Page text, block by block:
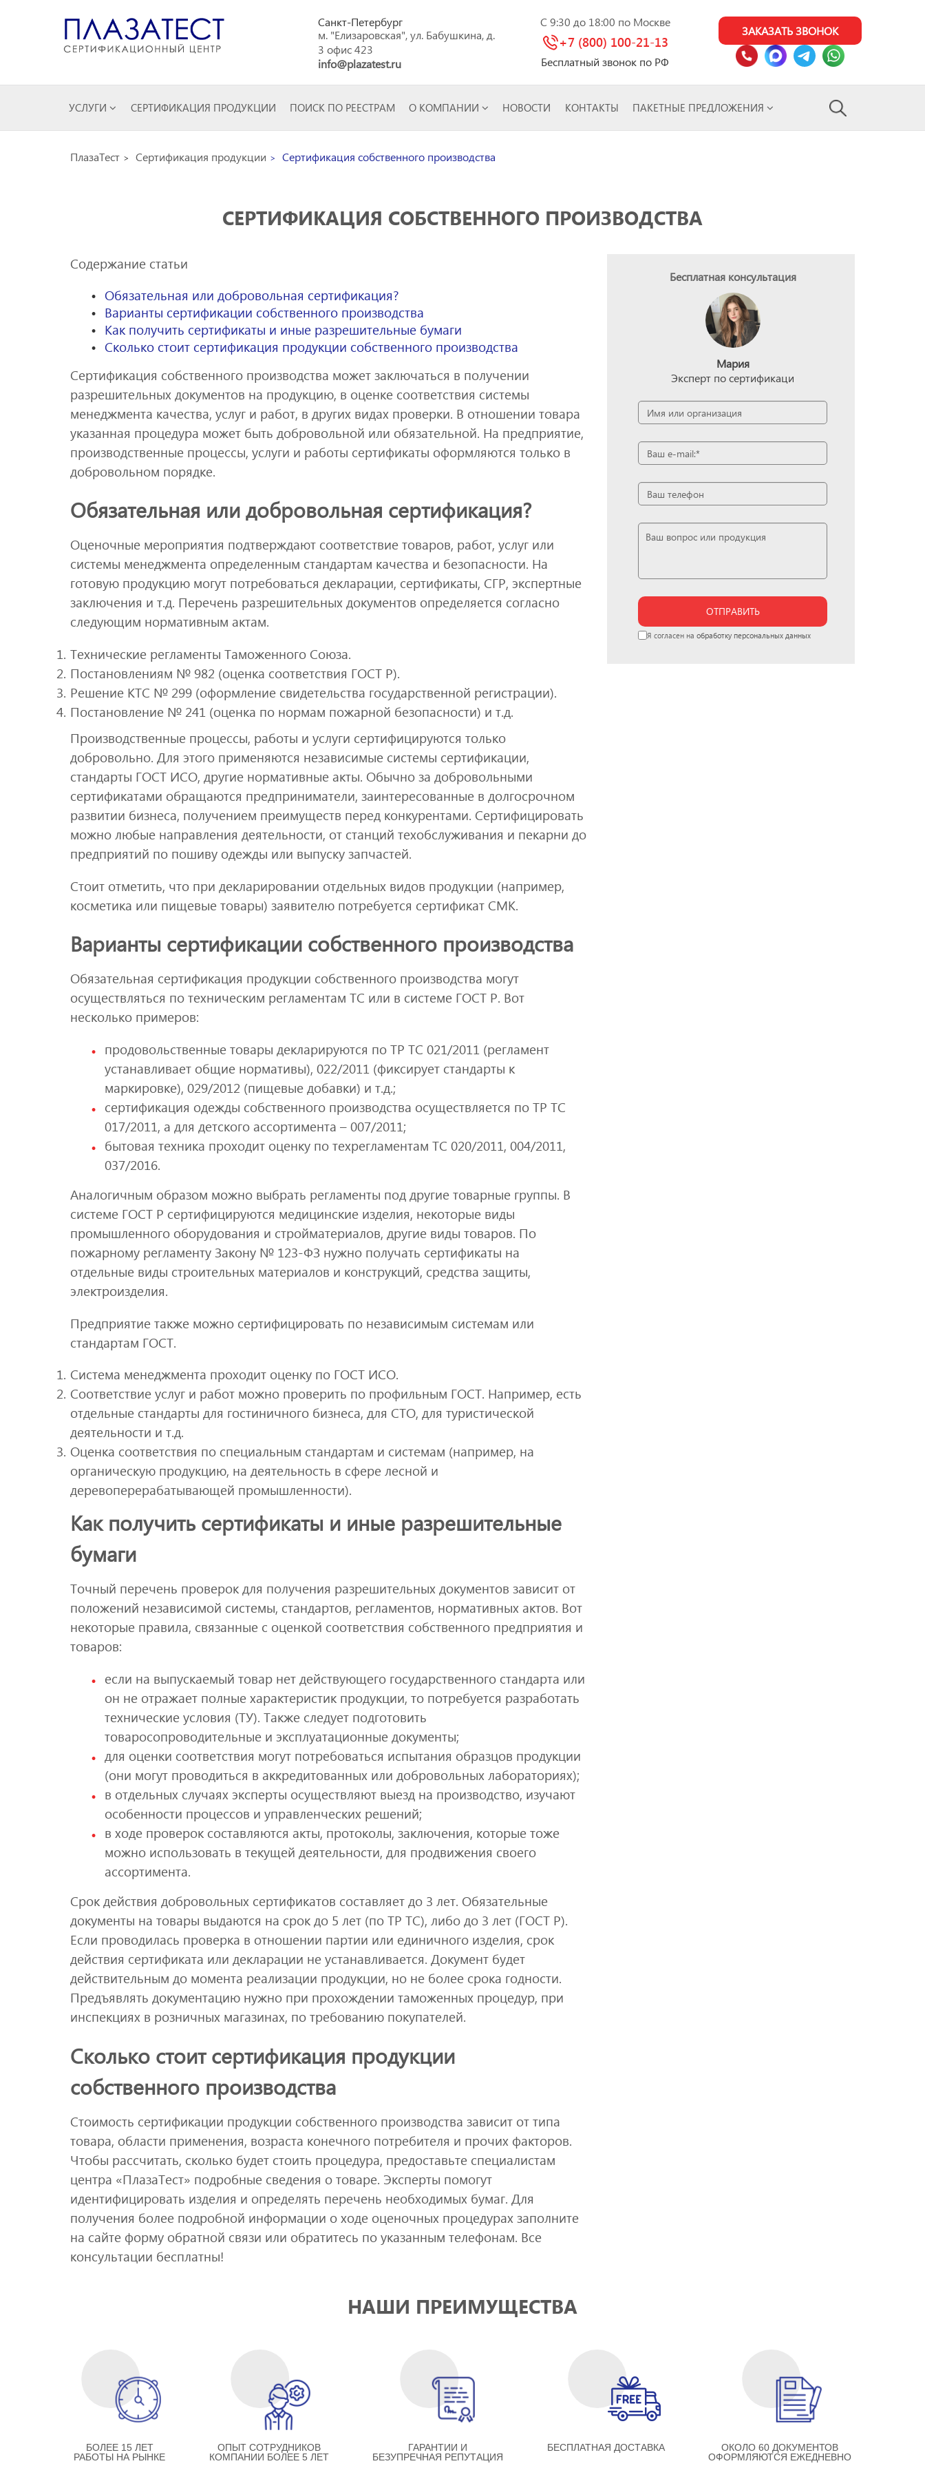
Санкт-Петербург
м. "Елизаровская", ул. Бабушкина, д.
3 офис 423
info@plazatest.ru
C 9:30 до 18:00 по Москве
+7 (800) 100-21-13
Бесплатный звонок по РФ
ЗАКАЗАТЬ ЗВОНОК
УСЛУГИ СЕРТИФИКАЦИЯ ПРОДУКЦИИ ПОИСК ПО РЕЕСТРАМ О КОМПАНИИ НОВОСТИ КОНТАКТЫ ПАКЕТНЫЕ ПРЕДЛОЖЕНИЯ
ПлазаТест Сертификация продукции Сертификация собственного производства
СЕРТИФИКАЦИЯ СОБСТВЕННОГО ПРОИЗВОДСТВА
Содержание статьи
Обязательная или добровольная сертификация?
Варианты сертификации собственного производства
Как получить сертификаты и иные разрешительные бумаги
Сколько стоит сертификация продукции собственного производства
Сертификация собственного производства может заключаться в получении
разрешительных документов на продукцию, в оценке соответствия системы
менеджмента качества, услуг и работ, в других видах проверки. В отношении товара
указанная процедура может быть добровольной или обязательной. На предприятие,
производственные процессы, услуги и работы сертификаты оформляются только в
добровольном порядке.
Обязательная или добровольная сертификация?
Оценочные мероприятия подтверждают соответствие товаров, работ, услуг или
системы менеджмента определенным стандартам качества и безопасности. На
готовую продукцию могут потребоваться декларации, сертификаты, СГР, экспертные
заключения и т.д. Перечень разрешительных документов определяется согласно
следующим нормативным актам.
Технические регламенты Таможенного Союза.
Постановлениям № 982 (оценка соответствия ГОСТ Р).
Решение КТС № 299 (оформление свидетельства государственной регистрации).
Постановление № 241 (оценка по нормам пожарной безопасности) и т.д.
Производственные процессы, работы и услуги сертифицируются только
добровольно. Для этого применяются независимые системы сертификации,
стандарты ГОСТ ИСО, другие нормативные акты. Обычно за добровольными
сертификатами обращаются предприниматели, заинтересованные в долгосрочном
развитии бизнеса, получением преимуществ перед конкурентами. Сертифицировать
можно любые направления деятельности, от станций техобслуживания и пекарни до
предприятий по пошиву одежды или выпуску запчастей.
Стоит отметить, что при декларировании отдельных видов продукции (например,
косметика или пищевые товары) заявителю потребуется сертификат СМК.
Варианты сертификации собственного производства
Обязательная сертификация продукции собственного производства могут
осуществляться по техническим регламентам ТС или в системе ГОСТ Р. Вот
несколько примеров:
продовольственные товары декларируются по ТР ТС 021/2011 (регламент
устанавливает общие нормативы), 022/2011 (фиксирует стандарты к
маркировке), 029/2012 (пищевые добавки) и т.д.;
сертификация одежды собственного производства осуществляется по ТР ТС
017/2011, а для детского ассортимента – 007/2011;
бытовая техника проходит оценку по техрегламентам ТС 020/2011, 004/2011,
037/2016.
Аналогичным образом можно выбрать регламенты под другие товарные группы. В
системе ГОСТ Р сертифицируются медицинские изделия, некоторые виды
промышленного оборудования и стройматериалов, другие виды товаров. По
пожарному регламенту Закону № 123-ФЗ нужно получать сертификаты на
отдельные виды строительных материалов и конструкций, средства защиты,
электроизделия.
Предприятие также можно сертифицировать по независимым системам или
стандартам ГОСТ.
Система менеджмента проходит оценку по ГОСТ ИСО.
Соответствие услуг и работ можно проверить по профильным ГОСТ. Например, есть
отдельные стандарты для гостиничного бизнеса, для СТО, для туристической
деятельности и т.д.
Оценка соответствия по специальным стандартам и системам (например, на
органическую продукцию, на деятельность в сфере лесной и
деревоперерабатывающей промышленности).
Как получить сертификаты и иные разрешительные
бумаги
Точный перечень проверок для получения разрешительных документов зависит от
положений независимой системы, стандартов, регламентов, нормативных актов. Вот
некоторые правила, связанные с оценкой соответствия собственного предприятия и
товаров:
если на выпускаемый товар нет действующего государственного стандарта или
он не отражает полные характеристик продукции, то потребуется разработать
технические условия (ТУ). Также следует подготовить
товаросопроводительные и эксплуатационные документы;
для оценки соответствия могут потребоваться испытания образцов продукции
(они могут проводиться в аккредитованных или добровольных лабораториях);
в отдельных случаях эксперты осуществляют выезд на производство, изучают
особенности процессов и управленческих решений;
в ходе проверок составляются акты, протоколы, заключения, которые тоже
можно использовать в текущей деятельности, для продвижения своего
ассортимента.
Срок действия добровольных сертификатов составляет до 3 лет. Обязательные
документы на товары выдаются на срок до 5 лет (по ТР ТС), либо до 3 лет (ГОСТ Р).
Если проводилась проверка в отношении партии или единичного изделия, срок
действия сертификата или декларации не устанавливается. Документ будет
действительным до момента реализации продукции, но не более срока годности.
Предъявлять документацию нужно при прохождении таможенных процедур, при
инспекциях в розничных магазинах, по требованию покупателей.
Сколько стоит сертификация продукции
собственного производства
Стоимость сертификации продукции собственного производства зависит от типа
товара, области применения, возраста конечного потребителя и прочих факторов.
Чтобы рассчитать, сколько будет стоить процедура, предоставьте специалистам
центра «ПлазаТест» подробные сведения о товаре. Эксперты помогут
идентифицировать изделия и определять перечень необходимых бумаг. Для
получения более подробной информации о ходе оценочных процедурах заполните
на сайте форму обратной связи или обратитесь по указанным телефонам. Все
консультации бесплатны!
Бесплатная консультация
Мария
Эксперт по сертификаци
ОТПРАВИТЬ
Я согласен на обработку персональных данных
НАШИ ПРЕИМУЩЕСТВА
БОЛЕЕ 15 ЛЕТ
РАБОТЫ НА РЫНКЕ
ОПЫТ СОТРУДНИКОВ
КОМПАНИИ БОЛЕЕ 5 ЛЕТ
ГАРАНТИИ И
БЕЗУПРЕЧНАЯ РЕПУТАЦИЯ
БЕСПЛАТНАЯ ДОСТАВКА
ОКОЛО 60 ДОКУМЕНТОВ
ОФОРМЛЯЮТСЯ ЕЖЕДНЕВНО